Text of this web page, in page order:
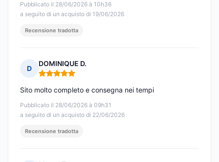
Pubblicato il 28/06/2026 à 10h36
a seguito di un acquisto di 19/06/2026
Recensione tradotta
D
DOMINIQUE D.
Nota: 5 su 5
Pubblicato il 28/06/2026 à 09h31
a seguito di un acquisto di 22/06/2026
Sito molto completo e consegna nei tempi
Recensione tradotta